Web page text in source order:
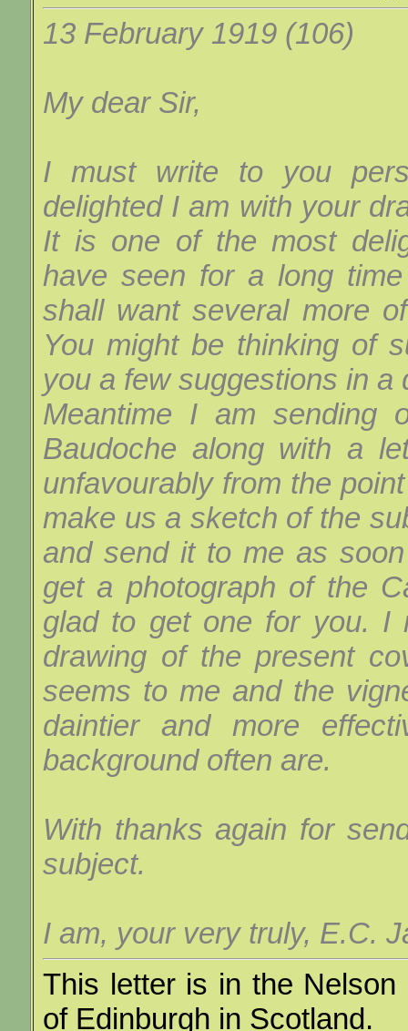
13 February 1919 (106)
My dear Sir,
I must write to you
delighted I am with your
It is one of the most
have seen for a long
shall want several more
You might be thinking of
you a few suggestions in a
Meantime I am sending
Baudoche along with a
unfavourably from the
make us a sketch of the
and send it to me as
get a photograph of the
glad to get one for you.
drawing of the present
seems to me and the
daintier and more
background often are.
With thanks again for
subject.
I am, your very truly, E.C.
This letter is in the
of Edinburgh in Scotland.